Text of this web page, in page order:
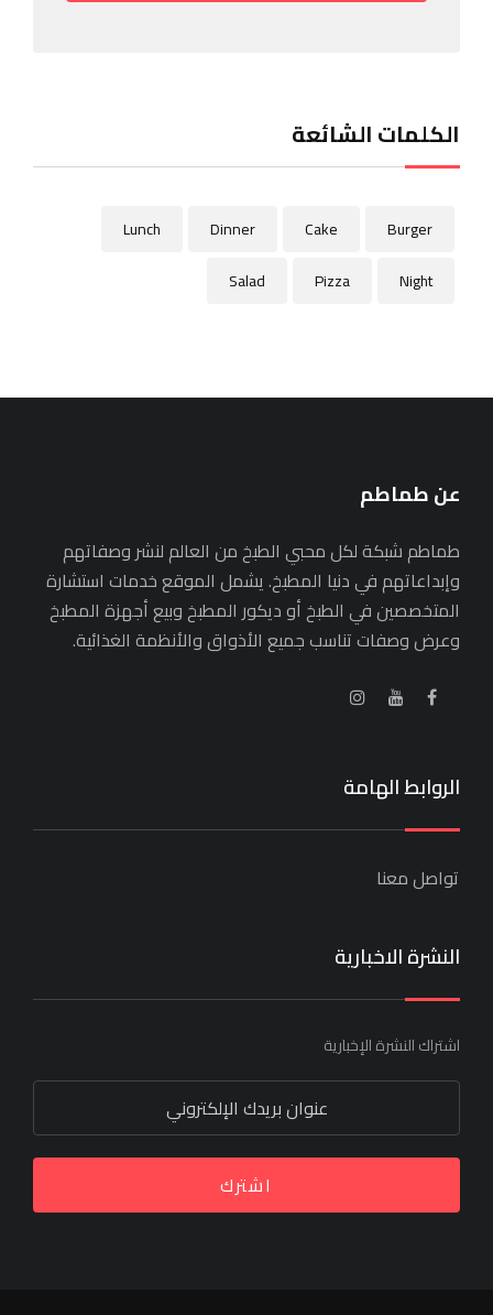
الكلمات الشائعة
Burger
Cake
Dinner
Lunch
Night
Pizza
Salad
عن طماطم
طماطم شبكة لكل محبي الطبخ من العالم لنشر وصفاتهم
وإبداعاتهم في دنيا المطبخ. يشمل الموقع خدمات استشارة
المتخصصين في الطبخ أو ديكور المطبخ وبيع أجهزة المطبخ
وعرض وصفات تناسب جميع الأذواق والأنظمة الغذائية.
الروابط الهامة
تواصل معنا
النشرة الاخبارية
اشتراك النشرة الإخبارية
اشترك